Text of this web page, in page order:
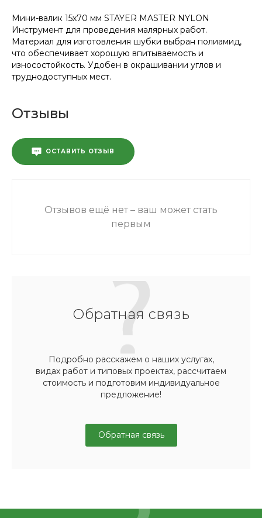
Мини-валик 15х70 мм STAYER MASTER NYLON
Инструмент для проведения малярных работ.
Материал для изготовления шубки выбран полиамид,
что обеспечивает хорошую впитываемость и
износостойкость. Удобен в окрашивании углов и
труднодоступных мест.
Отзывы
ОСТАВИТЬ ОТЗЫВ
Отзывов ещё нет – ваш может стать
первым
Обратная связь
Подробно расскажем о наших услугах,
видах работ и типовых проектах, рассчитаем
стоимость и подготовим индивидуальное
предложение!
Обратная связь